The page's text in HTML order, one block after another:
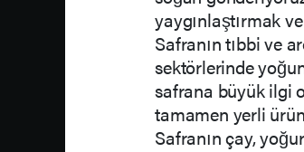
yaygınlaştırmak
Safranın tıbbi ve
sektörlerinde
safrana büyük ilgi
tamamen yerli
Safranın çay,